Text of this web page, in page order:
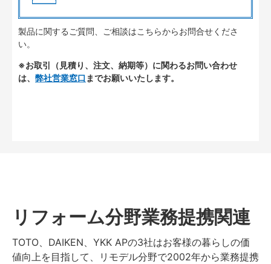
製品に関するご質問、ご相談はこちらからお問合せくださ
い。
※お取引（見積り、注文、納期等）に関わるお問い合わせ
は、 弊社営業窓口 までお願いいたします。
リフォーム分野業務提携関連
TOTO、DAIKEN、YKK APの3社はお客様の暮らしの価
値向上を目指して、リモデル分野で2002年から業務提携